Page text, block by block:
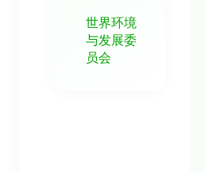
世界环境
与发展委
员会